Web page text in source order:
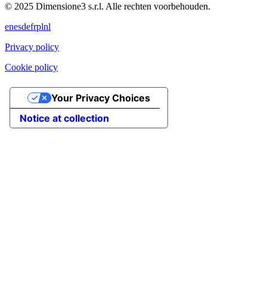
© 2025 Dimensione3 s.r.l. Alle rechten voorbehouden.
enesdefrplnl
Privacy policy
Cookie policy
Notice at collection
Your Privacy Choices